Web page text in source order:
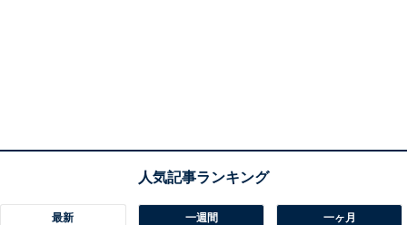
最新 一週間 一ヶ月